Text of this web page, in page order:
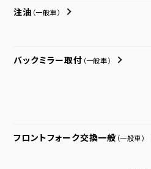
注油 （一般車）
バックミラー取付 （一般車）
フロントフォーク交換一般 （一般車）